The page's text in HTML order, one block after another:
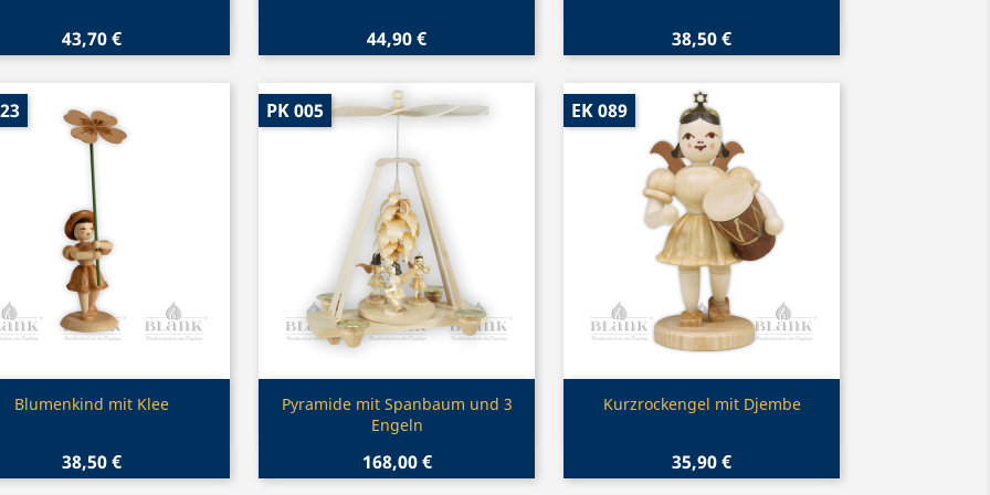
43,70 € 44,90 € 38,50 €
Vorschau
Blumenkind mit Klee
38,50 €
Vorschau
Pyramide mit Spanbaum und 3
Engeln
168,00 €
PK 005
Vorschau
Kurzrockengel mit Djembe
35,90 €
EK 089